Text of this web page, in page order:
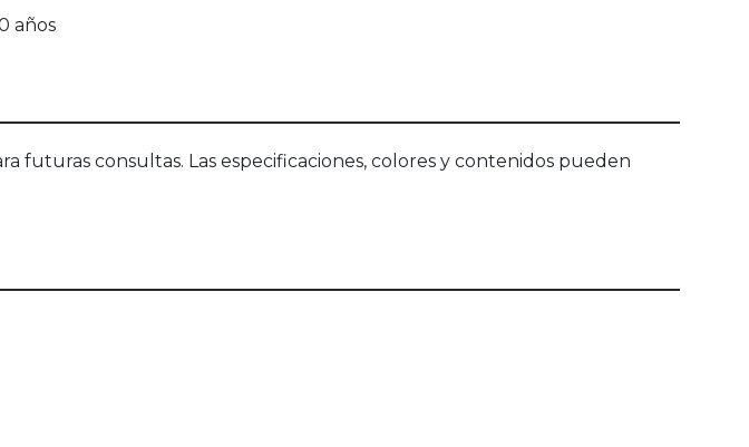
años
futuras consultas. Las especificaciones, colores y contenidos pueden